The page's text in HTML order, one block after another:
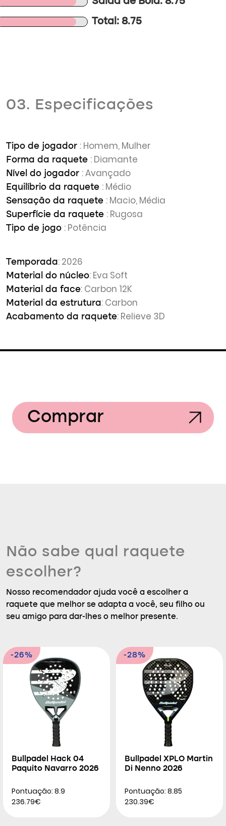
Total: 8.75
03. Especificações
Tipo de jogador : Homem, Mulher
Forma da raquete : Diamante
Nível do jogador : Avançado
Equilíbrio da raquete : Médio
Sensação da raquete : Macio, Média
Superfície da raquete : Rugosa
Tipo de jogo : Potência
Temporada: 2026
Material do núcleo: Eva Soft
Material da face: Carbon 12K
Material da estrutura: Carbon
Acabamento da raquete: Relieve 3D
Comprar
Não sabe qual raquete
escolher?
Nosso recomendador ajuda você a escolher a
raquete que melhor se adapta a você, seu filho ou
seu amigo para dar-lhes o melhor presente.
-26%
Bullpadel Hack 04
Paquito Navarro 2026
Pontuação: 8.9
236.79€
-28%
Bullpadel XPLO Martin
Di Nenno 2026
Pontuação: 8.85
230.39€